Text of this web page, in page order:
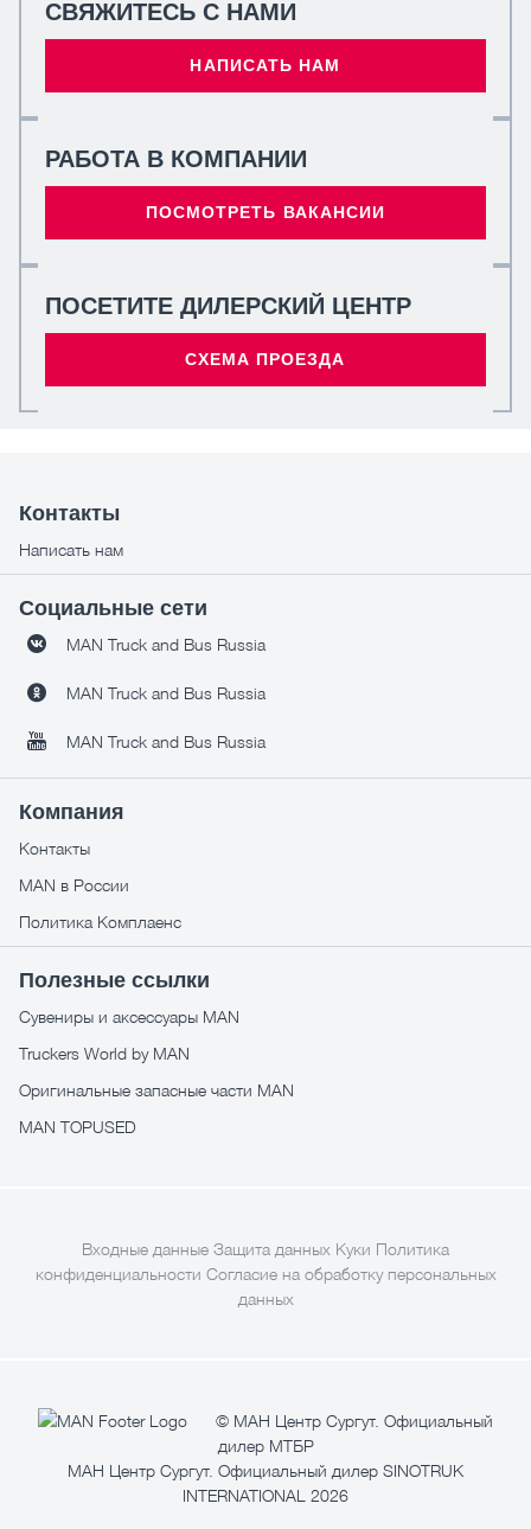
СВЯЖИТЕСЬ С НАМИ
НАПИСАТЬ НАМ
РАБОТА В КОМПАНИИ
ПОСМОТРЕТЬ ВАКАНСИИ
ПОСЕТИТЕ ДИЛЕРСКИЙ ЦЕНТР
СХЕМА ПРОЕЗДА
Контакты
Написать нам
Социальные сети
MAN Truck and Bus Russia
MAN Truck and Bus Russia
MAN Truck and Bus Russia
Компания
Контакты
MAN в России
Политика Комплаенс
Полезные ссылки
Сувениры и аксессуары MAN
Truckers World by MAN
Оригинальные запасные части MAN
MAN TOPUSED
Входные данные Защита данных Куки Политика
конфиденциальности Согласие на обработку персональных
данных
© МАН Центр Сургут. Официальный
дилер МТБР
МАН Центр Сургут. Официальный дилер SINOTRUK
INTERNATIONAL 2026